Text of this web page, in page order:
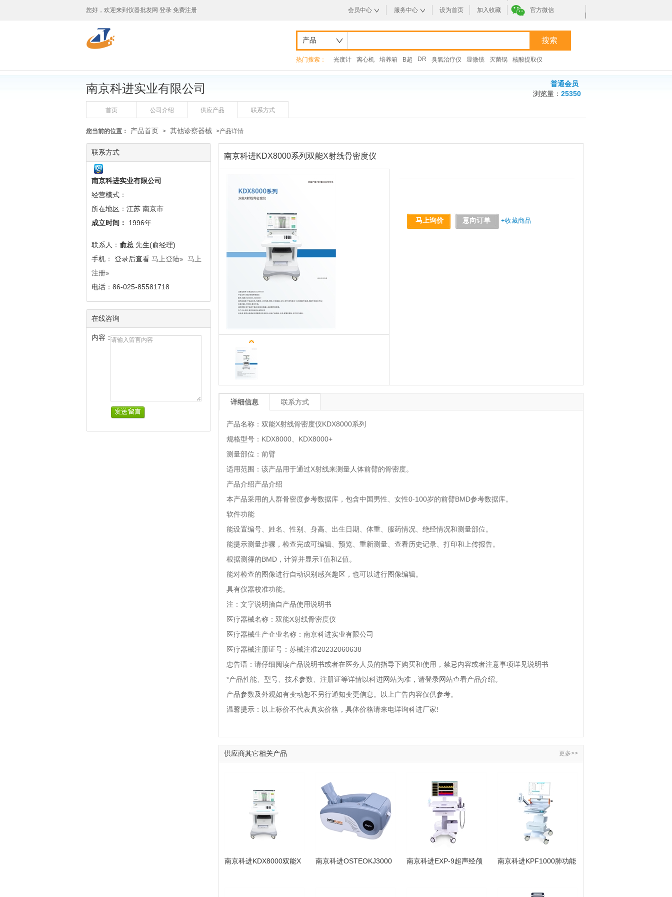
您好，欢迎来到 仪器批发网 登录 免费注册 会员中心 服务中心 设为首页 加入收藏 官方微信
产品
热门搜索： 光度计 离心机 培养箱 B超 DR 臭氧治疗仪 显微镜 灭菌锅 核酸提取仪
南京科进实业有限公司
普通会员
浏览量： 25350
首页 公司介绍 供应产品 联系方式
您当前的位置： 产品首页 > 其他诊察器械 >产品详情
南京科进KDX8000系列双能X射线骨密度仪
详细信息 联系方式
产品名称：双能X射线骨密度仪KDX8000系列
规格型号：KDX8000、KDX8000+
测量部位：前臂
适用范围：该产品用于通过X射线来测量人体前臂的骨密度。
产品介绍产品介绍
本产品采用的人群骨密度参考数据库，包含中国男性、女性0-100岁的前臂BMD参考数据库。
软件功能
能设置编号、姓名、性别、身高、出生日期、体重、服药情况、绝经情况和测量部位。
能提示测量步骤，检查完成可编辑、预览、重新测量、查看历史记录、打印和上传报告。
根据测得的BMD，计算并显示T值和Z值。
能对检查的图像进行自动识别感兴趣区，也可以进行图像编辑。
具有仪器校准功能。
注：文字说明摘自产品使用说明书
医疗器械名称：双能X射线骨密度仪
医疗器械生产企业名称：南京科进实业有限公司
医疗器械注册证号：苏械注准20232060638
忠告语：请仔细阅读产品说明书或者在医务人员的指导下购买和使用，禁忌内容或者注意事项详见说明书
*产品性能、型号、技术参数、注册证等详情以科进网站为准，请登录网站查看产品介绍。
产品参数及外观如有变动恕不另行通知变更信息。以上广告内容仅供参考。
温馨提示：以上标价不代表真实价格，具体价格请来电详询科进厂家!
供应商其它相关产品 更多>>
南京科进KDX8000双能X
南京科进OSTEOKJ3000
南京科进EXP-9超声经颅
南京科进KPF1000肺功能
联系方式
南京科进实业有限公司
经营模式：
所在地区：江苏 南京市
成立时间：
1996年
联系人： 俞总 先生(俞经理)
手机： 登录后查看 马上登陆» 马上
注册»
电话：86-025-85581718
在线咨询
内容：